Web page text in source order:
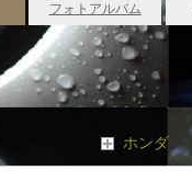
フォトアルバム
ホンダ